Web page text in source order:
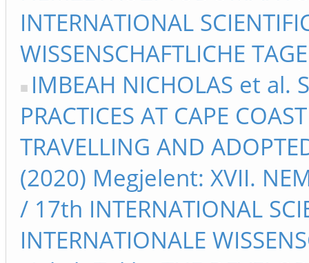
INTERNATIONAL
WISSENSCHAFTLICHE
IMBEAH NICHOLAS et al.
PRACTICES AT CAPE
TRAVELLING AND
(2020) Megjelent: XVII.
/ 17th INTERNATIONAL
INTERNATIONALE